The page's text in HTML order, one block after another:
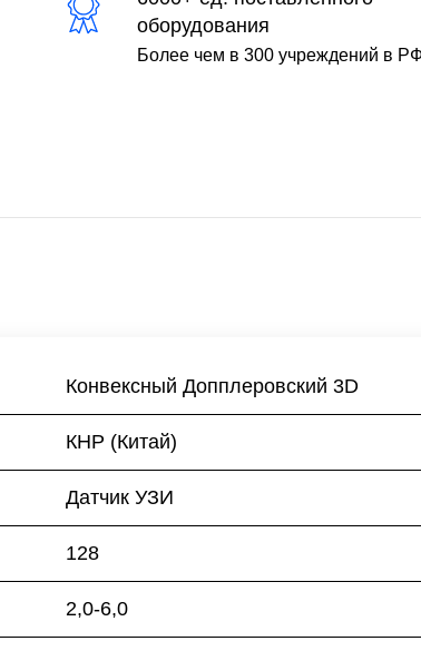
оборудования
Более чем в 300 учреждений в
Конвексный Допплеровский 3D
КНР (Китай)
Датчик УЗИ
128
2,0-6,0